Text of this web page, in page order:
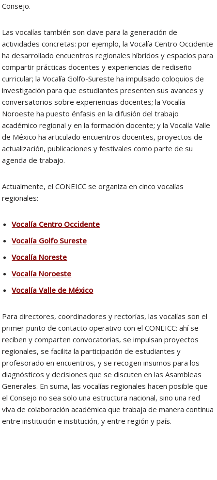
Consejo.
Las vocalías también son clave para la generación de
actividades concretas: por ejemplo, la Vocalía Centro Occidente
ha desarrollado encuentros regionales híbridos y espacios para
compartir prácticas docentes y experiencias de rediseño
curricular; la Vocalía Golfo-Sureste ha impulsado coloquios de
investigación para que estudiantes presenten sus avances y
conversatorios sobre experiencias docentes; la Vocalía
Noroeste ha puesto énfasis en la difusión del trabajo
académico regional y en la formación docente; y la Vocalía Valle
de México ha articulado encuentros docentes, proyectos de
actualización, publicaciones y festivales como parte de su
agenda de trabajo.
Actualmente, el CONEICC se organiza en cinco vocalías
regionales:
Vocalía Centro Occidente
Vocalía Golfo Sureste
Vocalía Noreste
Vocalía Noroeste
Vocalía Valle de México
Para directores, coordinadores y rectorías, las vocalías son el
primer punto de contacto operativo con el CONEICC: ahí se
reciben y comparten convocatorias, se impulsan proyectos
regionales, se facilita la participación de estudiantes y
profesorado en encuentros, y se recogen insumos para los
diagnósticos y decisiones que se discuten en las Asambleas
Generales. En suma, las vocalías regionales hacen posible que
el Consejo no sea solo una estructura nacional, sino una red
viva de colaboración académica que trabaja de manera continua
entre institución e institución, y entre región y país.